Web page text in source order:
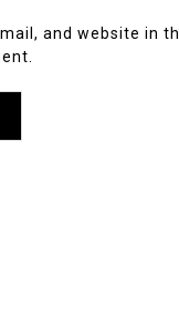
and website in